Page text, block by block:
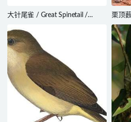
大针尾雀 / Great Spinetail /
栗顶